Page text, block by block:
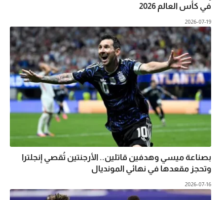
في كأس العالم 2026
2026-07-19
بصناعة ميسي وهدفين قاتلين.. الأرجنتين تُقصي إنجلترا
وتحجز مقعدها في نهائي المونديال
2026-07-16